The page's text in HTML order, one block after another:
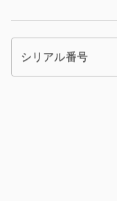
シリアル番号